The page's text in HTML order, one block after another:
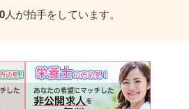
0人が拍手をしています。